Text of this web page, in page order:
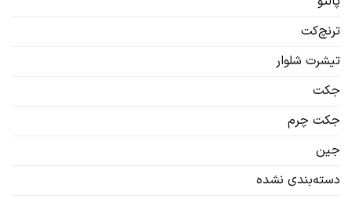
ترنچ‌کت
تیشرت شلوار
جکت
جکت چرم
جین
دسته‌بندی نشده